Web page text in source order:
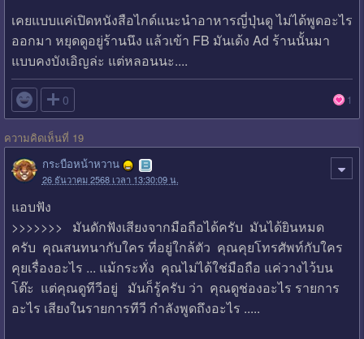
เคยแบบแค่เปิดหนังสือไกด์แนะนำอาหารญี่ปุ่นดู ไม่ได้พูดอะไร
ออกมา หยุดดูอยู่ร้านนึง แล้วเข้า FB มันเด้ง Ad ร้านนั้นมา
แบบคงบังเอิญล่ะ แต่หลอนนะ....
 0 1
ความคิดเห็นที่ 19
กระบือหน้าหวาน
26 ธันวาคม 2568 เวลา 13:30:09 น.
แอบฟัง
>>>>>>> มันดักฟังเสียงจากมือถือได้ครับ มันได้ยินหมด
ครับ คุณสนทนากับใคร ที่อยู่ใกล้ตัว คุณคุยโทรศัพท์กับใคร
คุยเรื่องอะไร ... แม้กระทั่ง คุณไม่ได้ใช่มือถือ แค่วางไว้บน
โต๊ะ แต่คุณดูทีวีอยู่ มันก็รู้ครับ ว่า คุณดูช่องอะไร รายการ
อะไร เสียงในรายการทีวี กำลังพูดถึงอะไร .....